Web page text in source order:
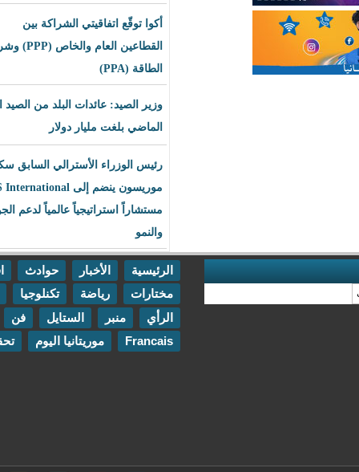
أكوا توقّع اتفاقيتي الشراكة بين
القطاعين العام والخاص (PPP) وشراء
الطاقة (PPA)
وزير الصيد: عائدات البلد من الصيد العام
الماضي بلغت مليار دولار
رئيس الوزراء الأسترالي السابق سكوت
موريسون ينضم إلى BLS International
مستشاراً استراتيجياً عالمياً لدعم الجودة
حوادث
اقتصاد
تكنلوجيا
مقابلات
الستايل فن
اتصل بنا
موريتانيا اليوم تحقيقات